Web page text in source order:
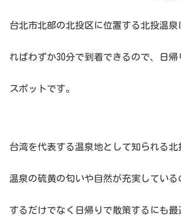
台北市北部の北投区に位置する北投温泉
ればわずか30分で到着できるので、日
スポットです。
台湾を代表する温泉地として知られる北
温泉の硫黄の匂いや自然が充実している
するだけでなく日帰りで散策するにも最